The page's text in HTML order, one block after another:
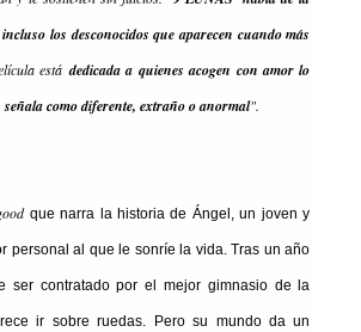
los desconocidos que aparecen cuando más
estádedicada a quienes acogen con amor lo
señala como diferente, extraño o anormal".
que narra la historia de Ángel, un joven y
personal al que le sonríe la vida. Tras un año
ser contratado por el mejor gimnasio de la
ir sobre ruedas. Pero su mundo da un